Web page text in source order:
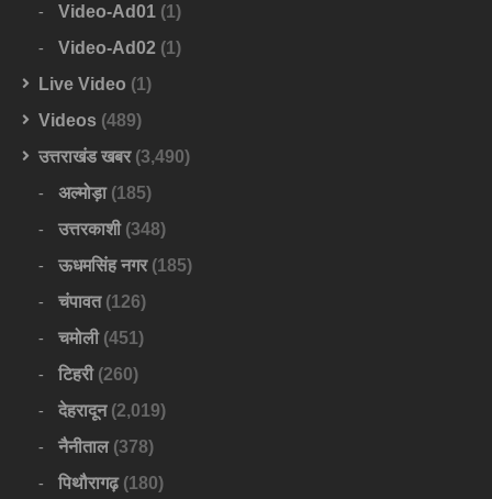
Video-Ad01 (1)
Video-Ad02 (1)
Live Video (1)
Videos (489)
उत्तराखंड खबर(3,490)
अल्मोड़ा(185)
उत्तरकाशी(348)
ऊधमसिंह नगर(185)
चंपावत(126)
चमोली(451)
टिहरी(260)
देहरादून(2,019)
नैनीताल(378)
पिथौरागढ़(180)